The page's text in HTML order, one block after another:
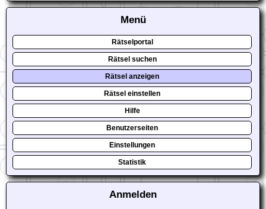
Menü
Rätselportal
Rätsel suchen
Rätsel anzeigen
Rätsel einstellen
Hilfe
Benutzerseiten
Einstellungen
Statistik
Anmelden